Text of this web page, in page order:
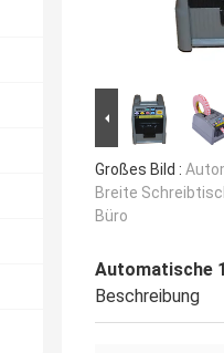
Großes Bild :
Breite
Büro
Automatische
Beschreibung